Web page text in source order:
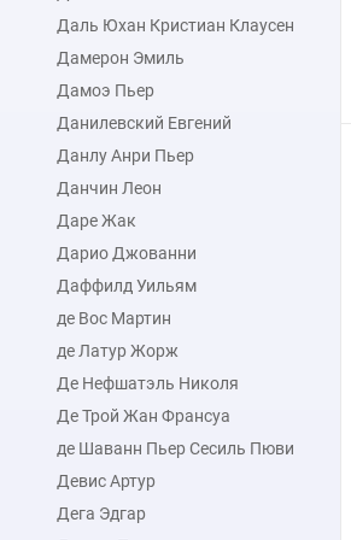
Даль Юхан Кристиан Клаусен
Дамерон Эмиль
Дамоэ Пьер
Данилевский Евгений
Данлу Анри Пьер
Данчин Леон
Даре Жак
Дарио Джованни
Даффилд Уильям
де Вос Мартин
де Латур Жорж
Де Нефшатэль Николя
Де Трой Жан Франсуа
де Шаванн Пьер Сесиль Пюви
Девис Артур
Дега Эдгар